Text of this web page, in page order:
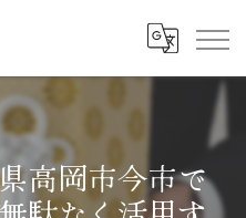
高岡市今市で